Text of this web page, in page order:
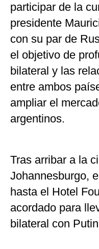
participar de la
presidente
con su par de
el objetivo de
bilateral y las
entre ambos
ampliar el
argentinos.
Tras arribar a la
Johannesburgo,
hasta el Hotel
acordado para
bilateral con